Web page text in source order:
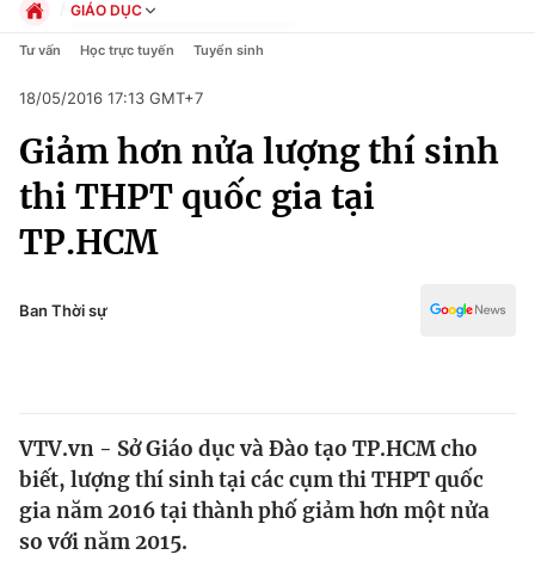
Chuyên mục
Chính trị
Xã hội
Pháp luật
Thế giới
Tin tức
Thế giới đó đây
Kinh tế
GIÁO DỤC
Chính trị
Pháp luật
Kinh tế
Thể thao
Truyền hình
Văn hóa - Giải trí
Công nghệ
Tư vấn Học trực tuyến Tuyển sinh
18/05/2016 17:13 GMT+7
Giảm hơn nửa lượng thí sinh
thi THPT quốc gia tại
TP.HCM
Ban Thời sự
VTV.vn - Sở Giáo dục và Đào tạo TP.HCM cho
biết, lượng thí sinh tại các cụm thi THPT quốc
gia năm 2016 tại thành phố giảm hơn một nửa
so với năm 2015.